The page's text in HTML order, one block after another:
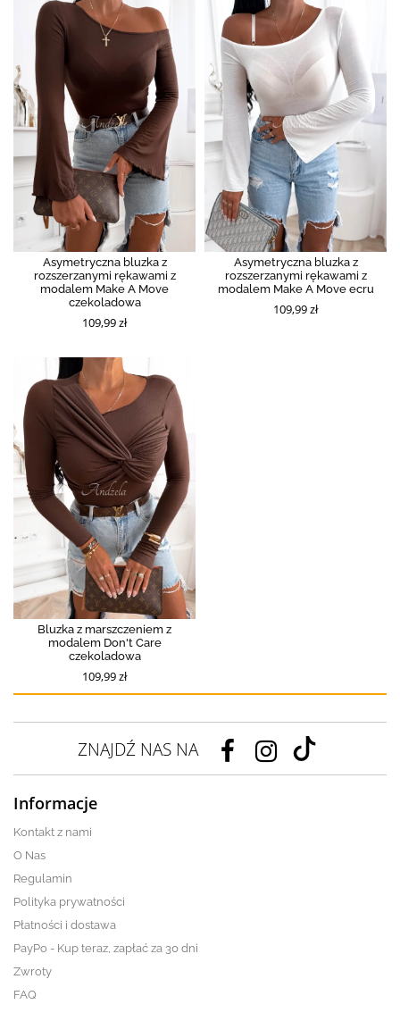
Asymetryczna bluzka z
rozszerzanymi rękawami z
modalem Make A Move
czekoladowa
109,99 zł
Asymetryczna bluzka z
rozszerzanymi rękawami z
modalem Make A Move ecru
109,99 zł
Bluzka z marszczeniem z
modalem Don't Care
czekoladowa
109,99 zł
ZNAJDŹ NAS NA
Informacje
Kontakt z nami
O Nas
Regulamin
Polityka prywatności
Płatności i dostawa
PayPo - Kup teraz, zapłać za 30 dni
Zwroty
FAQ